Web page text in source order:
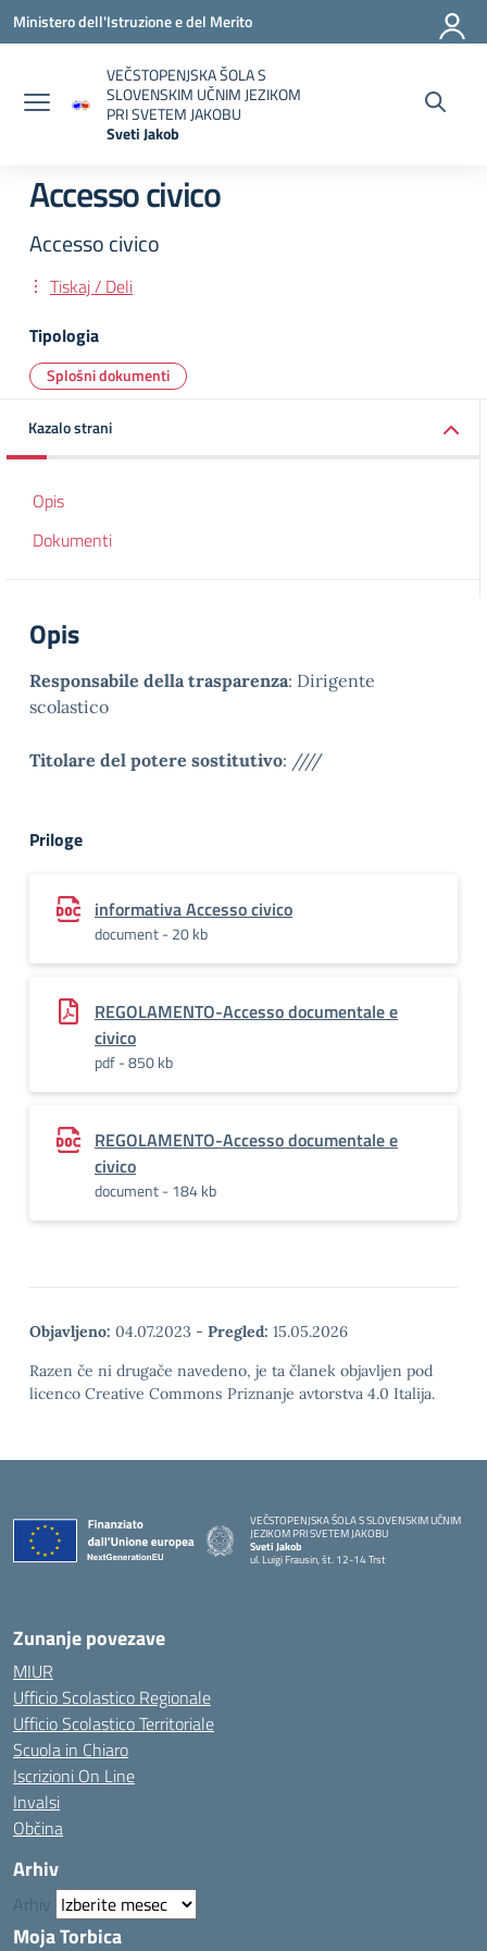
Vai ai contenuti
Vai al menu di navigazione
Vai al footer
Ministero dell'Istruzione e del Merito
VEČSTOPENJSKA ŠOLA S
SLOVENSKIM UČNIM JEZIKOM
PRI SVETEM JAKOBU
Sveti Jakob
Accesso civico
Accesso civico
Tiskaj / Deli
Tipologia
Splošni dokumenti
Kazalo strani
Opis
Dokumenti
Opis
Responsabile della trasparenza: Dirigente
scolastico
Titolare del potere sostitutivo: ////
Priloge
informativa Accesso civico
document - 20 kb
REGOLAMENTO-Accesso documentale e
civico
pdf - 850 kb
REGOLAMENTO-Accesso documentale e
civico
document - 184 kb
Objavljeno: 04.07.2023 - Pregled: 15.05.2026
Razen če ni drugače navedeno, je ta članek objavljen pod
licenco Creative Commons Priznanje avtorstva 4.0 Italija.
VEČSTOPENJSKA ŠOLA S SLOVENSKIM UČNIM
JEZIKOM PRI SVETEM JAKOBU
Sveti Jakob
ul. Luigi Frausin, št. 12-14 Trst
— Visita la pagina iniziale della scuola
Zunanje povezave
MIUR
Ufficio Scolastico Regionale
Ufficio Scolastico Territoriale
Scuola in Chiaro
Iscrizioni On Line
Invalsi
Občina
Arhiv
Arhiv
Moja Torbica